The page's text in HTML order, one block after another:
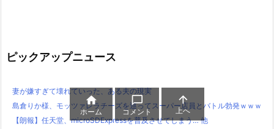
ピックアップニュース
妻が嫌すぎて壊れていった、ある夫の現実
島倉りか様、モッツァレラチーズを巡ってスーパー店員とバトル勃発ｗｗｗ
【朗報】任天堂、microSDExpressを普及させてしまう… 他

ホーム

コメント

上へ